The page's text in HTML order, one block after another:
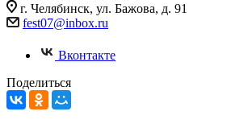
г. Челябинск, ул. Бажова, д. 91
fest07@inbox.ru
Вконтакте
Поделиться